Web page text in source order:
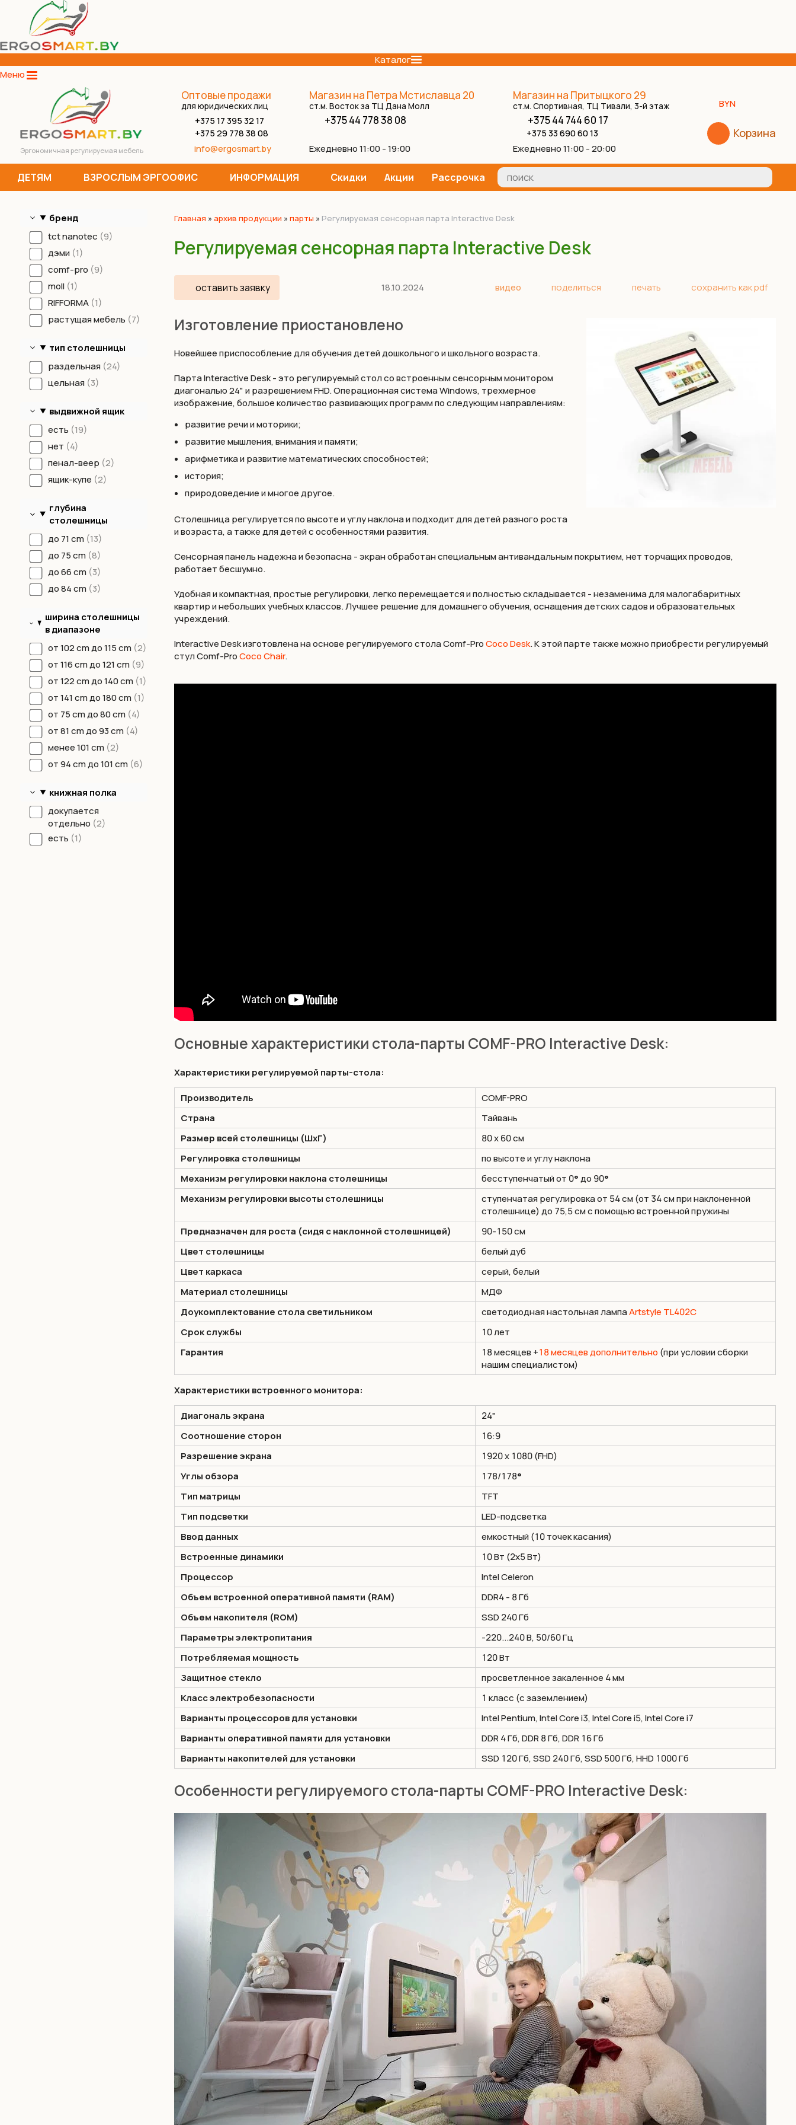
Каталог
Меню
Эргономичная регулируемая мебель
Оптовые продажи
для юридических лиц
+375 17 395 32 17
+375 29 778 38 08
info@ergosmart.by
Магазин на Петра Мстиславца 20
ст.м. Восток за ТЦ Дана Молл
+375 44 778 38 08
Ежедневно 11:00 - 19:00
Магазин на Притыцкого 29
ст.м. Спортивная, ТЦ Тивали, 3-й этаж
+375 44 744 60 17
+375 33 690 60 13
Ежедневно 11:00 - 20:00
BYN
Корзина
ДЕТЯМ ВЗРОСЛЫМ ЭРГООФИС ИНФОРМАЦИЯ Скидки Акции Рассрочка
бренд
tct nanotec 9
дэми 1
comf-pro 9
moll 1
RIFFORMA 1
растущая мебель 7
тип столешницы
раздельная 24
цельная 3
выдвижной ящик
есть 19
нет 4
пенал-веер 2
ящик-купе 2
глубина
столешницы
до 71 cm 13
до 75 cm 8
до 66 сm 3
до 84 cm 3
ширина столешницы
в диапазоне
от 102 cm до 115 cm 2
от 116 cm до 121 cm 9
от 122 сm до 140 cm 1
от 141 cm до 180 сm 1
от 75 cm до 80 cm 4
от 81 cm до 93 cm 4
менее 101 cm 2
от 94 сm до 101 cm 6
книжная полка
докупается
отдельно 2
есть 1
Главная » архив продукции » парты » Регулируемая сенсорная парта Interactive Desk
Регулируемая сенсорная парта Interactive Desk
оставить заявку 18.10.2024 видео поделиться печать сохранить как pdf
Изготовление приостановлено
Новейшее приспособление для обучения детей дошкольного и школьного возраста.
Парта Interactive Desk - это регулируемый стол со встроенным сенсорным монитором
диагональю 24" и разрешением FHD. Операционная система Windows, трехмерное
изображение, большое количество развивающих программ по следующим направлениям:
развитие речи и моторики;
развитие мышления, внимания и памяти;
арифметика и развитие математических способностей;
история;
природоведение и многое другое.
Столешница регулируется по высоте и углу наклона и подходит для детей разного роста
и возраста, а также для детей с особенностями развития.
Сенсорная панель надежна и безопасна - экран обработан специальным антивандальным покрытием, нет торчащих проводов,
работает бесшумно.
Удобная и компактная, простые регулировки, легко перемещается и полностью складывается - незаменима для малогабаритных
квартир и небольших учебных классов. Лучшее решение для домашнего обучения, оснащения детских садов и образовательных
учреждений.
Interactive Desk изготовлена на основе регулируемого стола Comf-ProCoco Desk. К этой парте также можно приобрести регулируемый
стул Comf-ProCoco Chair.
Основные характеристики стола-парты COMF-PRO Interactive Desk:
Характеристики регулируемой парты-стола:
Производитель
COMF-PRO
Страна
Тайвань
Размер всей столешницы (ШхГ)
80 х 60 см
Регулировка столешницы
по высоте и углу наклона
Механизм регулировки наклона столешницы
бесступенчатый от 0°до 90°
Механизм регулировки высоты столешницы
ступенчатая регулировка от 54 см (от 34 см при наклоненной
столешнице) до 75,5 см с помощью встроенной пружины
Предназначен для роста (сидя с наклонной столешницей)
90-150 см
Цвет столешницы
белый дуб
Цвет каркаса
серый, белый
Материал столешницы
МДФ
Доукомплектование стола светильником
светодиодная настольная лампаArtstyle TL402C
Срок службы
10 лет
Гарантия
18 месяцев +18 месяцев дополнительно (при условии сборки
нашим специалистом)
Характеристики встроенного монитора:
Диагональ экрана
24"
Соотношение сторон
16:9
Разрешение экрана
1920 х 1080 (FHD)
Углы обзора
178/178°
Тип матрицы
TFT
Тип подсветки
LED-подсветка
Ввод данных
емкостный (10 точек касания)
Встроенные динамики
10 Вт (2х5 Вт)
Процессор
Intel Celeron
Объем встроенной оперативной памяти (RAM)
DDR4 - 8 Гб
Объем накопителя (ROM)
SSD 240 Гб
Параметры электропитания
-220...240 В, 50/60 Гц
Потребляемая мощность
120 Вт
Защитное стекло
просветленное закаленное 4 мм
Класс электробезопасности
1 класс (с заземлением)
Варианты процессоров для установки
Intel Pentium, Intel Core i3, Intel Core i5, Intel Core i7
Варианты оперативной памяти для установки
DDR 4 Гб, DDR 8 Гб, DDR 16 Гб
Варианты накопителей для установки
SSD 120 Гб, SSD 240 Гб, SSD 500 Гб, ННD 1000 Гб
Особенности регулируемого стола-парты COMF-PRO Interactive Desk: